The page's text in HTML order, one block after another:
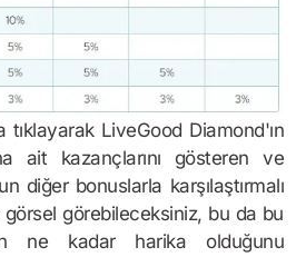
tıklayarak LiveGood Diamond'ın
ait kazançlarını gösteren ve
diğer bonuslarla karşılaştırmalı
görebileceksiniz, bu da bu
ne kadar harika olduğunu